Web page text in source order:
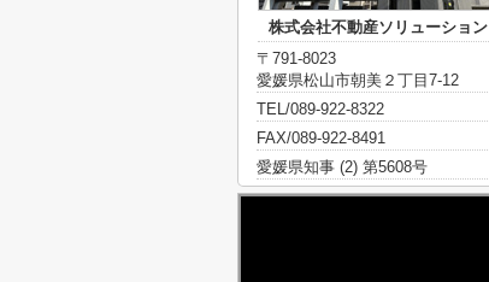
株式会社不動産ソリューション
〒791-8023
愛媛県松山市朝美２丁目7-12
TEL/089-922-8322
FAX/089-922-8491
愛媛県知事 (2) 第5608号